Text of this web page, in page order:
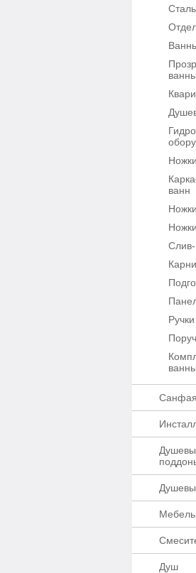
ванны
ванн
ванны
Душ